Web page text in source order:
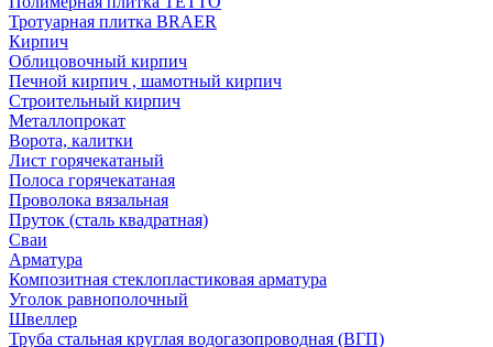
Тротуарная плитка BRAER
Кирпич
Облицовочный кирпич
Печной кирпич , шамотный кирпич
Строительный кирпич
Металлопрокат
Ворота, калитки
Лист горячекатаный
Полоса горячекатаная
Проволока вязальная
Пруток (сталь квадратная)
Сваи
Арматура
Композитная стеклопластиковая арматура
Уголок равнополочный
Швеллер
Труба стальная круглая водогазопроводная (ВГП)